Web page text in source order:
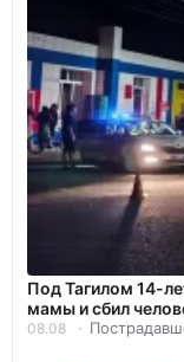
Под Тагилом 14-
мамы и сбил
08.08